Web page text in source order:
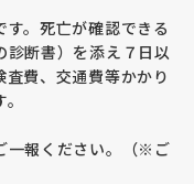
。死亡が確認できる
診断書）を添え７日以
費、交通費等かかり
一報ください。（※ご